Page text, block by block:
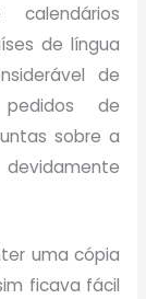
de língua
de
de
sobre a
uma cópia
ficava fácil